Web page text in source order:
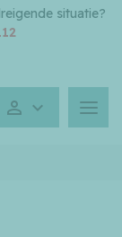
situatie?
GeslotenMenu